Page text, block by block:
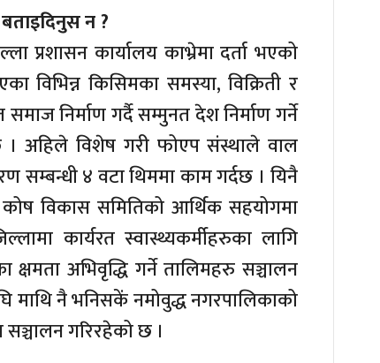
न ?
प्रशासन कार्यालय काभ्रेमा दर्ता भएको
विभिन्न किसिमका समस्या, विक्रिती र
निर्माण गर्दै सम्मुनत देश निर्माण गर्ने
। अहिले विशेष गरी फोएप संस्थाले वाल
सम्बन्धी ४ वटा थिममा काम गर्दछ । यिनै
विकास समितिको आर्थिक सहयोगमा
कार्यरत स्वास्थ्यकर्मीहरुका लागि
अभिवृद्धि गर्ने तालिमहरु सञ्चालन
माथि नै भनिसकें नमोवुद्ध नगरपालिकाको
गरिरहेको छ ।